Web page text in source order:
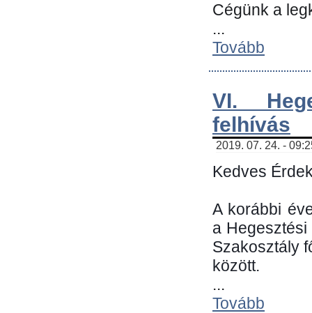
Cégünk a
...
Tovább
VI.
felhívás
2019. 07. 24. -
Kedves
A korábbi
a
Szakosztály
között.
...
Tovább